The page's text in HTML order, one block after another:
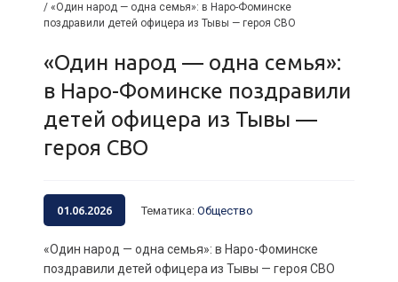
/ «Один народ — одна семья»: в Наро-Фоминске
поздравили детей офицера из Тывы — героя СВО
«Один народ — одна семья»:
в Наро-Фоминске поздравили
детей офицера из Тывы —
героя СВО
01.06.2026 Тематика: Общество
«Один народ — одна семья»: в Наро-Фоминске
поздравили детей офицера из Тывы — героя СВО